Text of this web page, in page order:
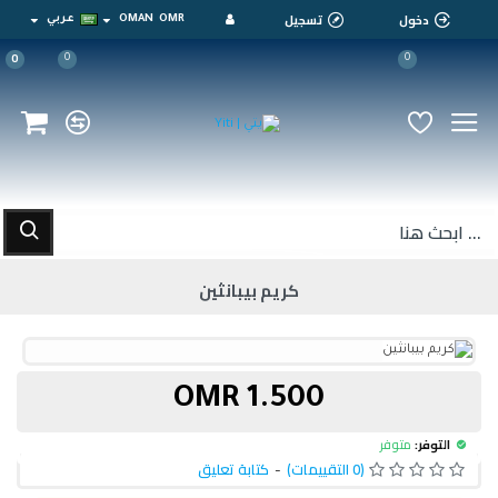
دخول تسجيل OMR
OMAN عربي
0
0
0
كريم بيبانثين
التوفر: متوفر
(0 التقييمات) - كتابة تعليق
1.500 OMR